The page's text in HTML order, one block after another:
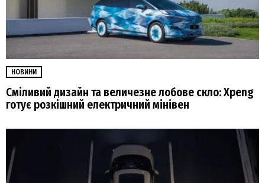
НОВИНИ
Сміливий дизайн та величезне лобове скло: Xpeng
готує розкішний електричний мінівен